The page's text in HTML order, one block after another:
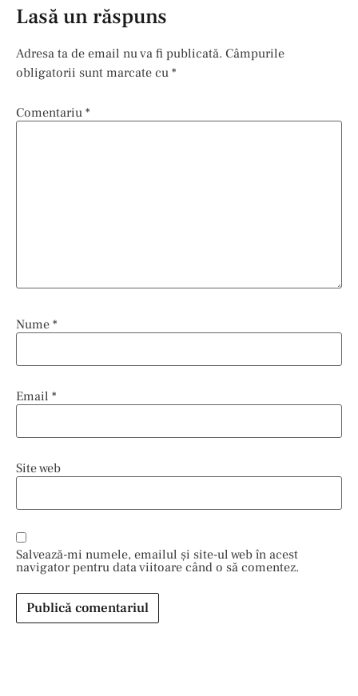
Lasă un răspuns
Adresa ta de email nu va fi publicată. Câmpurile
obligatorii sunt marcate cu *
Comentariu *
Nume *
Email *
Site web
Salvează-mi numele, emailul și site-ul web în acest
navigator pentru data viitoare când o să comentez.